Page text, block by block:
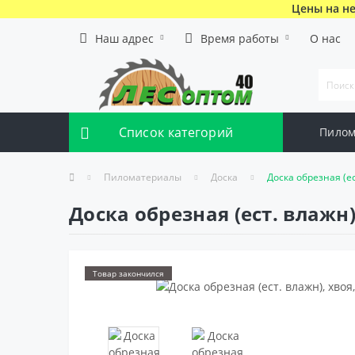
Цены на
Наш адрес
Время работы О нас
Список категорий
Пиломатериалы Доска Доска обрезная
Доска обрезная (ест.
Товар закончился